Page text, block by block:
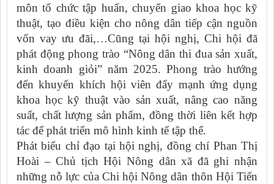
môn tổ chức tập huấn, chuyển giao khoa học kỹ
thuật, tạo điều kiện cho nông dân tiếp cận nguồn
vốn vay ưu đãi,…Cũng tại hội nghị, Chi hội đã
phát động phong trào “Nông dân thi đua sản xuất,
kinh doanh giỏi” năm 2025. Phong trào hướng
đến khuyến khích hội viên đẩy mạnh ứng dụng
khoa học kỹ thuật vào sản xuất, nâng cao năng
suất, chất lượng sản phẩm, đồng thời liên kết hợp
tác để phát triển mô hình kinh tế tập thể.
Phát biểu chỉ đạo tại hội nghị, đồng chí Phan Thị
Hoài – Chủ tịch Hội Nông dân xã đã ghi nhận
những nỗ lực của Chi hội Nông dân thôn Hội Tiến